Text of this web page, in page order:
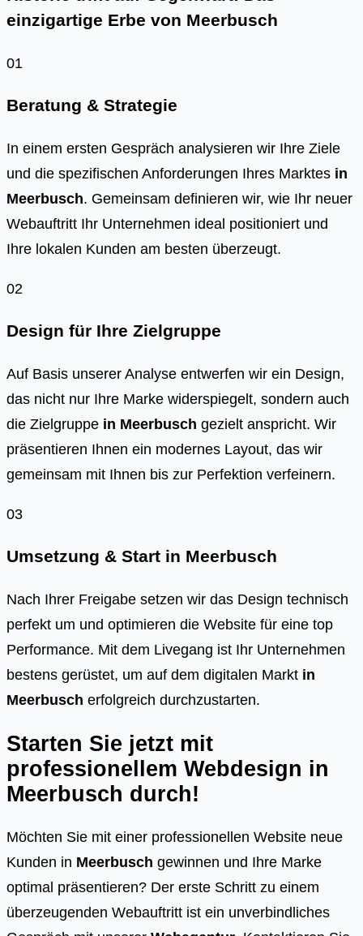
einzigartige Erbe von Meerbusch
01
Beratung & Strategie
In einem ersten Gespräch analysieren wir Ihre Ziele
und die spezifischen Anforderungen Ihres Marktes in
Meerbusch. Gemeinsam definieren wir, wie Ihr neuer
Webauftritt Ihr Unternehmen ideal positioniert und
Ihre lokalen Kunden am besten überzeugt.
02
Design für Ihre Zielgruppe
Auf Basis unserer Analyse entwerfen wir ein Design,
das nicht nur Ihre Marke widerspiegelt, sondern auch
die Zielgruppe in Meerbusch gezielt anspricht. Wir
präsentieren Ihnen ein modernes Layout, das wir
gemeinsam mit Ihnen bis zur Perfektion verfeinern.
03
Umsetzung & Start in Meerbusch
Nach Ihrer Freigabe setzen wir das Design technisch
perfekt um und optimieren die Website für eine top
Performance. Mit dem Livegang ist Ihr Unternehmen
bestens gerüstet, um auf dem digitalen Markt in
Meerbusch erfolgreich durchzustarten.
Starten Sie jetzt mit
professionellem Webdesign in
Meerbusch durch!
Möchten Sie mit einer professionellen Website neue
Kunden in Meerbusch gewinnen und Ihre Marke
optimal präsentieren? Der erste Schritt zu einem
überzeugenden Webauftritt ist ein unverbindliches